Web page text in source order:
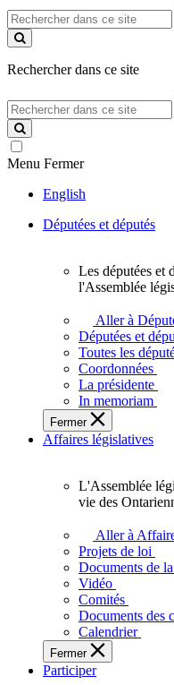
Rechercher
dans
ce
Rechercher dans ce site
Rechercher
dans
ce
site
Menu Fermer
English
Députées et députés
députés
vous
représentent
sein
de
l'Assemblée
législative
l'Ontario.
Les députées et
l'Assemblée
Aller à
Députées et
Toutes les
Coordonnées
La présidente
In memoriam
Fermer
Affaires législatives
L'Assemblée
adopte
touchent
des
Ontariennes
et
L'Assemblée
vie des
Aller à
Projets de loi
Documents de
Vidéo
Comités
Documents des
Calendrier
Fermer
Participer